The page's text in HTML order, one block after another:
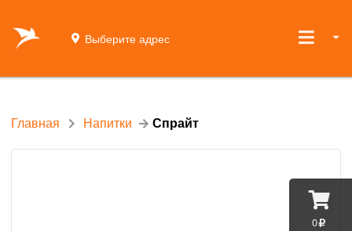
0
Выберите адрес
Главная Напитки Спрайт